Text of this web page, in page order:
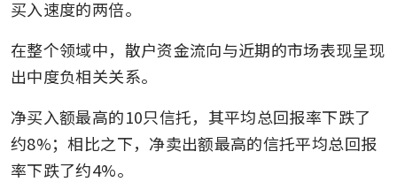
买入速度的两倍。
在整个领域中，散户资金流向与近期的市场表现呈现
出中度负相关关系。
净买入额最高的10只信托，其平均总回报率下跌了
约8%；相比之下，净卖出额最高的信托平均总回报
率下跌了约4%。